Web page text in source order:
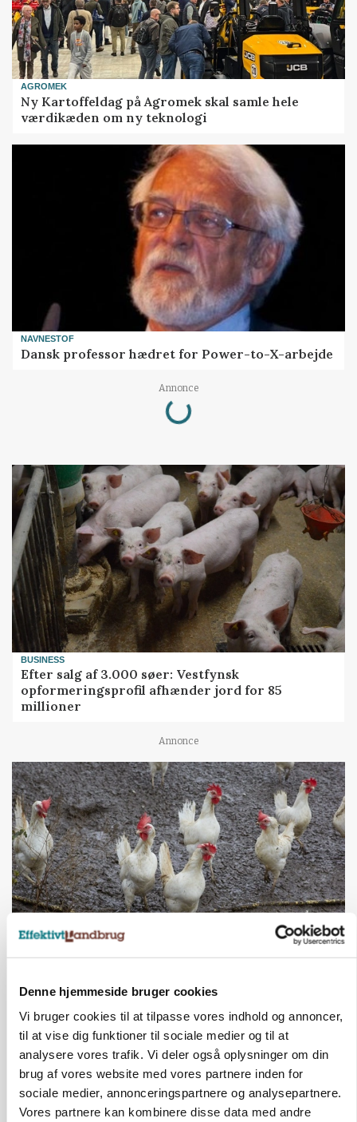
Denne hjemmeside bruger cookies
Vi bruger cookies til at tilpasse vores indhold og annoncer,
til at vise dig funktioner til sociale medier og til at
analysere vores trafik. Vi deler også oplysninger om din
brug af vores website med vores partnere inden for
sociale medier, annonceringspartnere og analysepartnere.
Vores partnere kan kombinere disse data med andre
AGROMEK
Ny Kartoffeldag på Agromek skal samle hele
værdikæden om ny teknologi
NAVNESTOF
Dansk professor hædret for Power-to-X-arbejde
Annonce
Loading...
BUSINESS
Efter salg af 3.000 søer: Vestfynsk
opformeringsprofil afhænder jord for 85
millioner
Annonce
ØKOLOGI
skal vurderes bredere
Annonce
LEDER
Befriende, at topredaktør erkender, hun er
blevet klogere. Det kunne vi alle lære af